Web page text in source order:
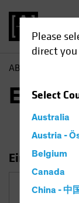
Please
direct
Select
Australia
Austria -
Belgium
Canada
China - 中
AB
Einblicke
Kategorie